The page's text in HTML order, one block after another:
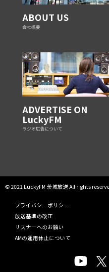
ABOUT US
会社概要
ADVERTISE ON
LuckyFM
ラジオ広告について
© 2021 LuckyFM 茨城放送 All rights
プライバシーポリシー
放送基準の改正
リスナーへのお願い
AMの運用休止について